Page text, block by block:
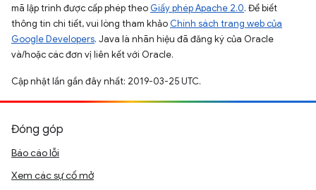
mã lập trình được cấp phép theo Giấy phép Apache 2.0. Để biết
thông tin chi tiết, vui lòng tham khảo Chính sách trang web của
Google Developers. Java là nhãn hiệu đã đăng ký của Oracle
và/hoặc các đơn vị liên kết với Oracle.
Cập nhật lần gần đây nhất: 2019-03-25 UTC.
Đóng góp
Báo cáo lỗi
Xem các sự cố mở